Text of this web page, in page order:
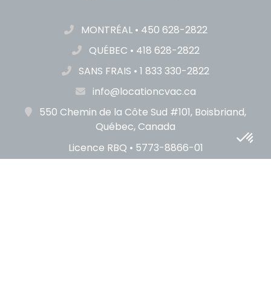
MONTRÉAL • 450 628-2822
QUÉBEC • 418 628-2822
SANS FRAIS • 1 833 330-2822
info@locationcvac.ca
550 Chemin de la Côte Sud #101, Boisbriand,
Québec, Canada
Licence RBQ • 5773-8866-01